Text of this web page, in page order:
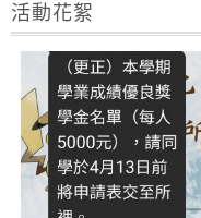
活動花絮